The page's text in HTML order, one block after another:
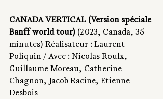
CANADA VERTICAL (Version spéciale
Banff world tour) (2023, Canada, 35
minutes) Réalisateur : Laurent
Poliquin / Avec : Nicolas Roulx,
Guillaume Moreau, Catherine
Chagnon, Jacob Racine, Etienne
Desbois